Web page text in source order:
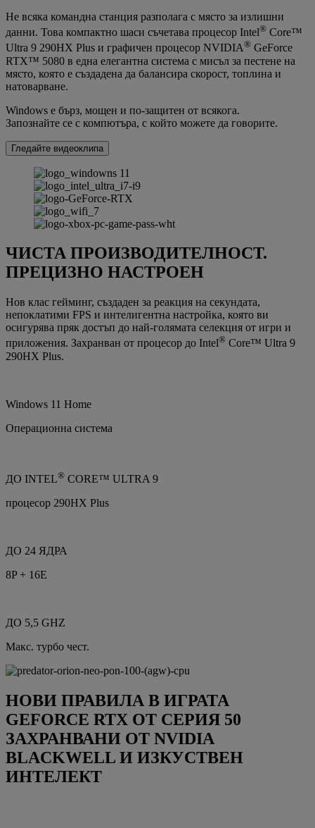
Не всяка командна станция разполага с място за излишни
данни. Това компактно шаси съчетава процесор Intel® Core™
Ultra 9 290HX Plus и графичен процесор NVIDIA® GeForce
RTX™ 5080 в една елегантна система с мисъл за пестене на
място, която е създадена да балансира скорост, топлина и
натоварване.
Windows е бърз, мощен и по-защитен от всякога.
Запознайте се с компютъра, с който можете да говорите.
Гледайте видеоклипа
ЧИСТА ПРОИЗВОДИТЕЛНОСТ.
ПРЕЦИЗНО НАСТРОЕН
Нов клас гейминг, създаден за реакция на секундата,
непоклатими FPS и интелигентна настройка, която ви
осигурява пряк достъп до най-голямата селекция от игри и
приложения. Захранван от процесор до Intel® Core™ Ultra 9
290HX Plus.
Windows 11 Home
Операционна система
ДО INTEL® CORE™ ULTRA 9
процесор 290HX Plus
ДО 24 ЯДРА
8P + 16E
ДО 5,5 GHZ
Макс. турбо чест.
НОВИ ПРАВИЛА В ИГРАТА
GEFORCE RTX ОТ СЕРИЯ 50
ЗАХРАНВАНИ ОТ NVIDIA
BLACKWELL И ИЗКУСТВЕН
ИНТЕЛЕКТ